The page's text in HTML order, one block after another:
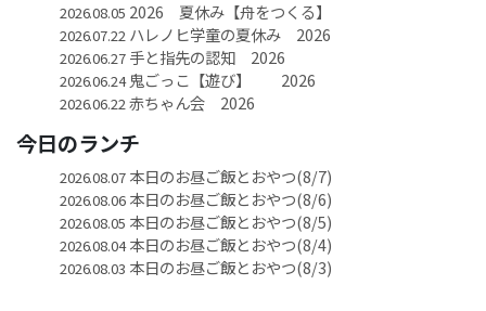
2026.08.05 2026 夏休み【舟をつくる】
2026.07.22 ハレノヒ学童の夏休み 2026
2026.06.27手と指先の認知 2026
2026.06.24鬼ごっこ【遊び】 2026
2026.06.22赤ちゃん会 2026
今日のランチ
2026.08.07本日のお昼ご飯とおやつ(8/7)
2026.08.06本日のお昼ご飯とおやつ(8/6)
2026.08.05 本日のお昼ご飯とおやつ(8/5)
2026.08.04本日のお昼ご飯とおやつ(8/4)
2026.08.03 本日のお昼ご飯とおやつ(8/3)